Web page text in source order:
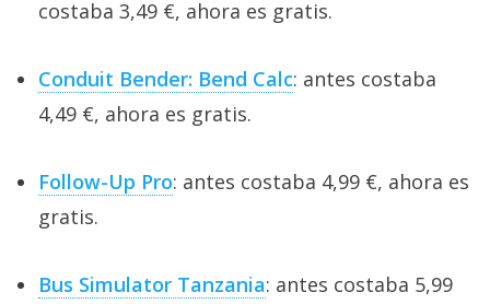
costaba 3,49 €, ahora es gratis.
Conduit Bender: Bend Calc: antes costaba
4,49 €, ahora es gratis.
Follow-Up Pro: antes costaba 4,99 €, ahora es
gratis.
Bus Simulator Tanzania: antes costaba 5,99